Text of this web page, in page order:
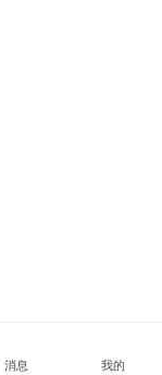
消息 我的